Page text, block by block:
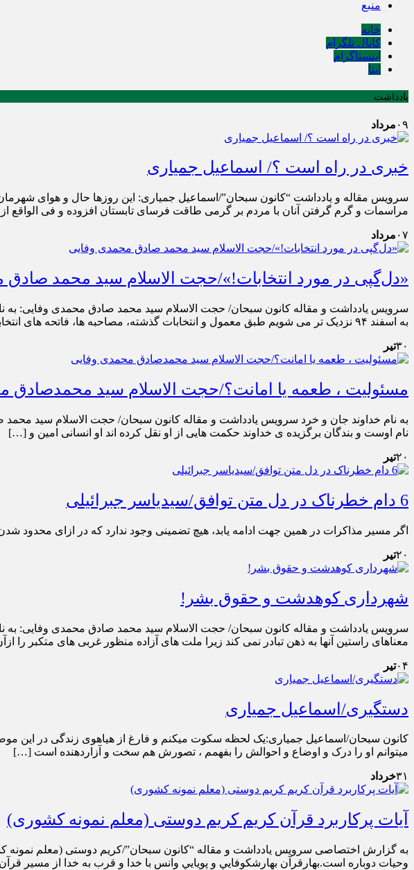
منبع
خانه
کانال تلگرام
اینستاگرام
ایتا
یادداشت
۰۹ مرداد
خبری در راه است ؟/ اسماعیل جمیاری
سرویس مقاله و یادداشت “کانون سبحان”/اسماعیل جمیاری: این روزها حال و هوای
مراسمات و گرم گرفتن آنان با مردم بر گرمی طاقت فرسای تابستان افزوده و فی الواقع
۰۷ مرداد
«دل‌گپی در مورد انتخابات!»/حجت الاسلام سید محمد
سرویس یادداشت و مقاله کانون سبحان/ حجت الاسلام سید محمد صادق محمدی وفایی:
به اسفند ۹۴ نزدیک تر می شویم طبق معمول و انتخابات گذشته، مصاحبه ها، فاتحه های انتخاباتی و حضور […]
۳۰تیر
مسئولیت ، طعمه یا امانت؟/حجت الاسلام سید محمدصادق
به نام خداوند جان و خرد سرویس یادداشت و مقاله کانون سبحان/ حجت الاسلام سید
نام اوست و بندگان برگزیده ی خداوند حکمت هایی از او نقل کرده اند او انسانی امین و […]
۲۰تیر
6 دام خطرناک در دل متن توافق/سید‌یاسر جبرائیلی
اگر مسیر مذاکرات در همین جهت ادامه یابد، هیچ تضمینی وجود ندارد که در ازای محدود
۲۰تیر
شهرداری کوهدشت و حقوق بشر!
سرویس یادداشت و مقاله کانون سبحان/ حجت الاسلام سید محمد صادق محمدی وفایی:
معناهای راستین آنها به ذهن تبادر نمی کند زیرا ملت های آزاده منظور غربی های متکبر را
۰۴تیر
دستگیری/اسماعیل جمیاری
کانون سبحان/اسماعیل جمیاری:یک لحظه سکوت میکنم و فارغ از هیاهوی زندگی در این
میتوانم او را درک و اوضاع و احوالش را بفهمم ، تصورش هم سخت و آزاردهنده است […]
۳۱خرداد
آیات پرکاربرد قرآن کریم کریم دوستی (معلم نمونه کشوری)
به گزارش اختصاصی سرویس یادداشت و مقاله “کانون سبحان”/کریم دوستی (معلم
وحيات دوباره است.بهارقرآن بهارشكوفايي و پويايي وانس با خدا و قرب به خدا از